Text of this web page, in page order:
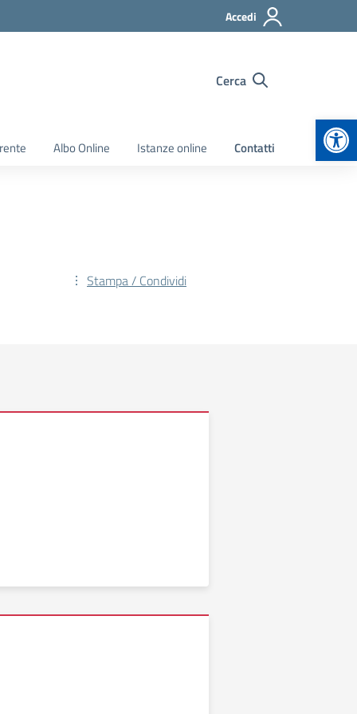
Accedi
Cerca
Albo Online Istanze online Contatti
Stampa / Condividi